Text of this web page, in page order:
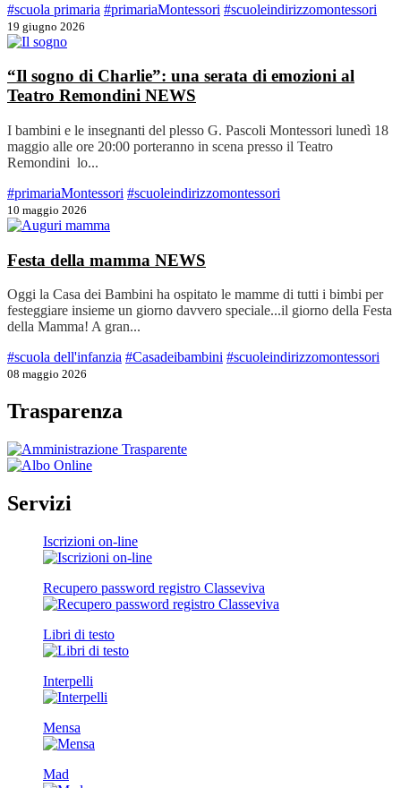
#scuola primaria #primariaMontessori #scuoleindirizzomontessori
19 giugno 2026
“Il sogno di Charlie”: una serata di emozioni al
Teatro Remondini NEWS
I bambini e le insegnanti del plesso G. Pascoli Montessori lunedì 18
maggio alle ore 20:00 porteranno in scena presso il Teatro
Remondini lo...
#primariaMontessori #scuoleindirizzomontessori
10 maggio 2026
Festa della mamma NEWS
Oggi la Casa dei Bambini ha ospitato le mamme di tutti i bimbi per
festeggiare insieme un giorno davvero speciale...il giorno della Festa
della Mamma! A gran...
#scuola dell'infanzia #Casadeibambini #scuoleindirizzomontessori
08 maggio 2026
Trasparenza
Servizi
Iscrizioni on-line
Recupero password registro Classeviva
Libri di testo
Interpelli
Mensa
Mad